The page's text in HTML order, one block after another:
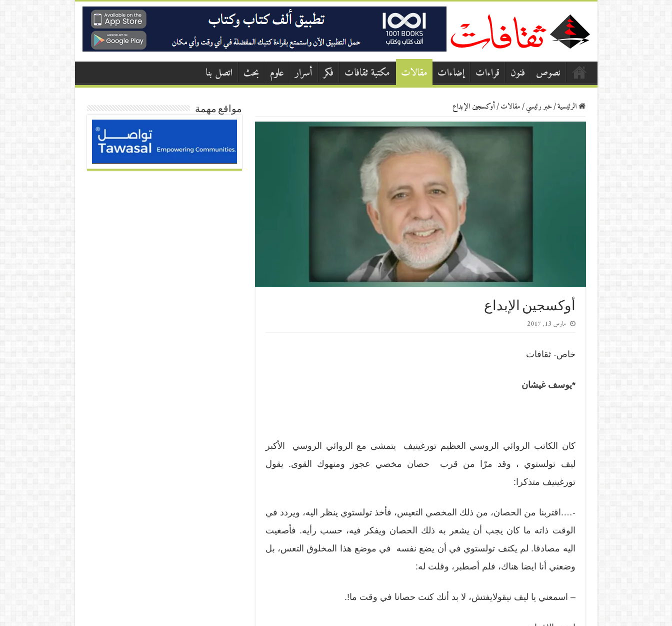
نصوص فنون قراءات إضاءات مقالات مكتبة ثقافات فكر أسرار علوم بحث اتصل بنا
الرئيسية/خبر رئيسي/مقالات/أوكسجين الإبداع
أوكسجين الإبداع
مارس 13, 2017
خاص- ثقافات
*يوسف غيشان
كان الكاتب الروائي الروسي العظيم تورغينيف يتمشى مع الروائي الروسي الأكبر
ليف تولستوي ، وقد مرّا من قرب حصان مخصي عجوز ومنهوك القوى. يقول
تورغينيف متذكرا:
-….اقتربنا من الحصان، من ذلك المخصي التعيس، فأخذ تولستوي ينظر اليه، ويردد في
الوقت ذاته ما كان يجب أن يشعر به ذلك الحصان ويفكر فيه، حسب رأيه. فأصغيت
اليه مصادقا. لم يكتف تولستوي في أن يضع نفسه في موضع هذا المخلوق التعس، بل
وضعني أنا ايضا هناك، فلم أصطبر، وقلت له:
– اسمعني يا ليف نيقولايفتش، لا بد أنك كنت حصانا في وقت ما!.
مواقع مهمة